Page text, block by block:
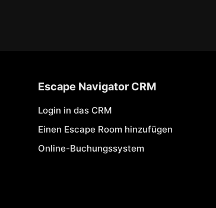
Escape Navigator CRM
Login in das CRM
Einen Escape Room hinzufügen
Online-Buchungssystem